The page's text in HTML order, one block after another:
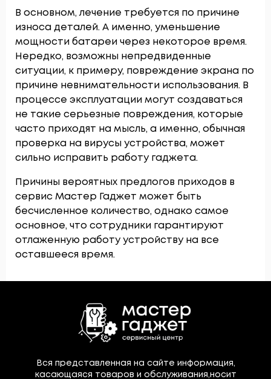
В основном, лечение требуется по причине
износа деталей. А именно, уменьшение
мощности батареи через некоторое время.
Нередко, возможны непредвиденные
ситуации, к примеру, повреждение экрана по
причине невнимательности использования. В
процессе эксплуатации могут создаваться
не такие серьезные повреждения, которые
часто приходят на мысль, а именно, обычная
проверка на вирусы устройства, может
сильно исправить работу гаджета.
Причины вероятных предлогов приходов в
сервис Мастер Гаджет может быть
бесчисленное количество, однако самое
основное, что сотрудники гарантируют
отлаженную работу устройству на все
оставшееся время.
Вся представленная на сайте информация,
касающаяся товаров и обслуживания,носит